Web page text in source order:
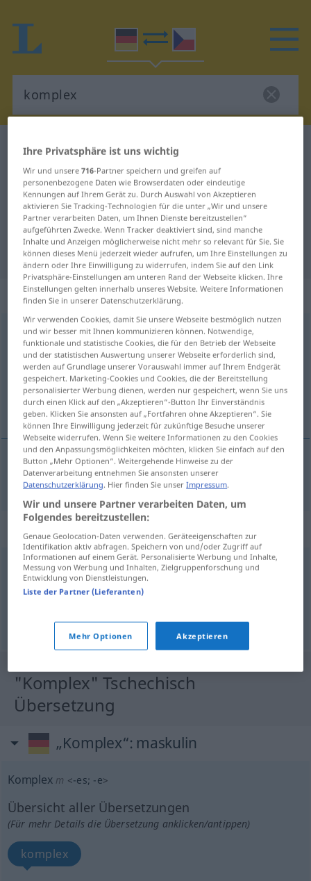
Deutsch-Tschechisch Wörterbuch
Deutsch-Tschechisch Übersetzung
für "komplex"
"komplex" Tschechisch
Übersetzung
„komplex“
komplex
Übersicht aller Übersetzungen
(Für mehr Details die Übersetzung anklicken/antippen)
komplexní
komplexní komplex
Synonyme für "komplex"
verwickelt,heikel,unübersichtlich ,kompliziert
vertrackt,prekär,vielschichtig
© OpenThesaurus.de
"Komplex" Tschechisch
Übersetzung
„Komplex“: maskulin
Komplexm <-es; -e>
Übersicht aller Übersetzungen
(Für mehr Details die Übersetzung anklicken/antippen)
komplex
Ihre Privatsphäre ist uns wichtig
Wir und unsere716-Partner speichern und greifen auf
personenbezogene Daten wie Browserdaten oder eindeutige
Kennungen auf Ihrem Gerät zu. Durch Auswahl von Akzeptieren
aktivieren Sie Tracking-Technologien für die unter „Wir und unsere
Partner verarbeiten Daten, um Ihnen Dienste bereitzustellen“
aufgeführten Zwecke. Wenn Tracker deaktiviert sind, sind manche
Inhalte und Anzeigen möglicherweise nicht mehr so relevant für Sie. Sie
können dieses Menü jederzeit wieder aufrufen, um Ihre Einstellungen zu
ändern oder Ihre Einwilligung zu widerrufen, indem Sie auf den Link
Privatsphäre-Einstellungen am unteren Rand der Webseite klicken. Ihre
Einstellungen gelten innerhalb unseres Website. Weitere Informationen
finden Sie in unserer Datenschutzerklärung.
Wir verwenden Cookies, damit Sie unsere Webseite bestmöglich nutzen
und wir besser mit Ihnen kommunizieren können. Notwendige,
funktionale und statistische Cookies, die für den Betrieb der Webseite
und der statistischen Auswertung unserer Webseite erforderlich sind,
werden auf Grundlage unserer Vorauswahl immer auf Ihrem Endgerät
gespeichert. Marketing-Cookies und Cookies, die der Bereitstellung
personalisierter Werbung dienen, werden nur gespeichert, wenn Sie uns
durch einen Klick auf den „Akzeptieren“-Button Ihr Einverständnis
geben. Klicken Sie ansonsten auf „Fortfahren ohne Akzeptieren“. Sie
können Ihre Einwilligung jederzeit für zukünftige Besuche unserer
Webseite widerrufen. Wenn Sie weitere Informationen zu den Cookies
und den Anpassungsmöglichkeiten möchten, klicken Sie einfach auf den
Button „Mehr Optionen“. Weitergehende Hinweise zu der
Datenverarbeitung entnehmen Sie ansonsten unserer
Datenschutzerklärung. Hier finden Sie unserImpressum.
Wir und unsere Partner verarbeiten Daten, um
Folgendes bereitzustellen:
Genaue Geolocation-Daten verwenden. Geräteeigenschaften zur
Identifikation aktiv abfragen. Speichern von und/oder Zugriff auf
Informationen auf einem Gerät. Personalisierte Werbung und Inhalte,
Messung von Werbung und Inhalten, Zielgruppenforschung und
Entwicklung von Dienstleistungen.
Liste der Partner (Lieferanten)
Mehr Optionen Akzeptieren